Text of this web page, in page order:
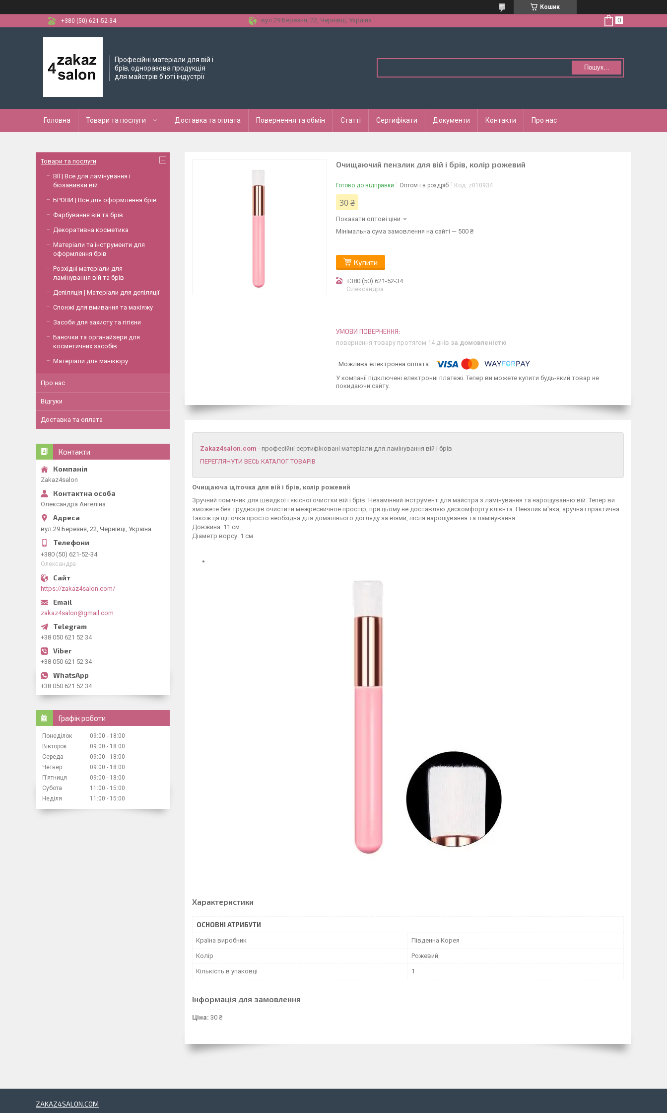
Кошик
+380 (50) 621-52-34
вул.29 Березня, 22, Чернівці, Україна
Професійні матеріали для вій і
брів, одноразова продукція
для майстрів б'юті індустрії
Пошук...
Головна Товари та послуги Доставка та оплата Повернення та обмін Статті Сертифікати Документи Контакти Про нас
Очищаючий пензлик для вій і брів, колір рожевий
Готово до відправки Оптом і в роздріб Код: z010934
30 ₴
Показати оптові ціни
Мінімальна сума замовлення на сайті — 500 ₴
Купити
+380 (50) 621-52-34
Олександра
повернення товару протягом 14 днів за домовленістю
У компанії підключені електронні платежі. Тепер ви можете купити будь-який товар не
покидаючи сайту.
Zakaz4salon.com - професійні сертифіковані матеріали для ламінування вій і брів
ПЕРЕГЛЯНУТИ ВЕСЬ КАТАЛОГ ТОВАРІВ
Очищаюча щіточка для вій і брів, колір рожевий
Зручний помічник для швидкої і якісної очистки вій і брів. Незамінний інструмент для майстра з ламінування та нарощуванню вій. Тепер ви
зможете без труднощів очистити межресничное простір, при цьому не доставляю дискомфорту клієнта. Пензлик м'яка, зручна і практична.
Також ця щіточка просто необхідна для домашнього догляду за віями, після нарощування та ламінування.
Довжина: 11 см
Діаметр ворсу: 1 см
Характеристики
ОСНОВНІ АТРИБУТИ
Країна виробник Південна Корея
Колір Рожевий
Кількість в упаковці 1
Інформація для замовлення
Ціна: 30 ₴
Товари та послуги
ВІЇ | Все для ламінування і
біозавивки вій
БРОВИ | Все для оформлення брів
Фарбування вій та брів
Декоративна косметика
Матеріали та інструменти для
оформлення брів
Розхідні матеріали для
ламінування вій та брів
Депіляція | Матеріали для депіляції
Спонжі для вмивання та макіяжу
Засоби для захисту та гігієни
Баночки та органайзери для
косметичних засобів
Матеріали для манікюру
Про нас
Відгуки
Доставка та оплата
Контакти
Zakaz4salon
Олександра Ангеліна
вул.29 Березня, 22, Чернівці, Україна
+380 (50) 621-52-34
Олександра
https://zakaz4salon.com/
zakaz4salon@gmail.com
+38 050 621 52 34
+38 050 621 52 34
+38 050 621 52 34
Графік роботи
Понеділок 09:00
18:00
Вівторок
09:00
18:00
Середа
09:00
18:00
Четвер
09:00
18:00
Пʼятниця
09:00
18:00
Субота
11:00
15:00
Неділя
11:00 15:00
ZAKAZ4SALON.COM